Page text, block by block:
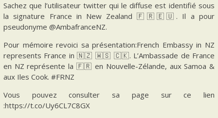
Sachez que l’utilisateur twitter qui le diffuse est identifié sous
la signature France in New Zealand 🇫🇷🇪🇺. Il a pour
pseudonyme @AmbafranceNZ.
Pour mémoire revoici sa présentation:French Embassy in NZ
represents France in 🇳🇿 🇼🇸 🇨🇰. L’Ambassade de France
en NZ représente la 🇫🇷 en Nouvelle-Zélande, aux Samoa &
aux Iles Cook. #FRNZ
Vous pouvez consulter sa page sur ce lien
:https://t.co/Uy6CL7C8GX